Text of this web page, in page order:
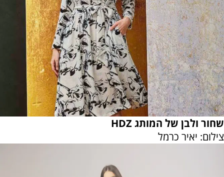
שחור ולבן של המותג HDZ
צילום: יאיר כרמל